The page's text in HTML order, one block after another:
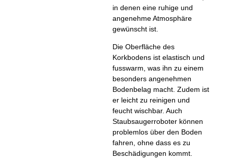
in denen eine ruhige und
angenehme Atmosphäre
gewünscht ist.
Die Oberfläche des
Korkbodens ist elastisch und
fusswarm, was ihn zu einem
besonders angenehmen
Bodenbelag macht. Zudem ist
er leicht zu reinigen und
feucht wischbar. Auch
Staubsaugerroboter können
problemlos über den Boden
fahren, ohne dass es zu
Beschädigungen kommt.